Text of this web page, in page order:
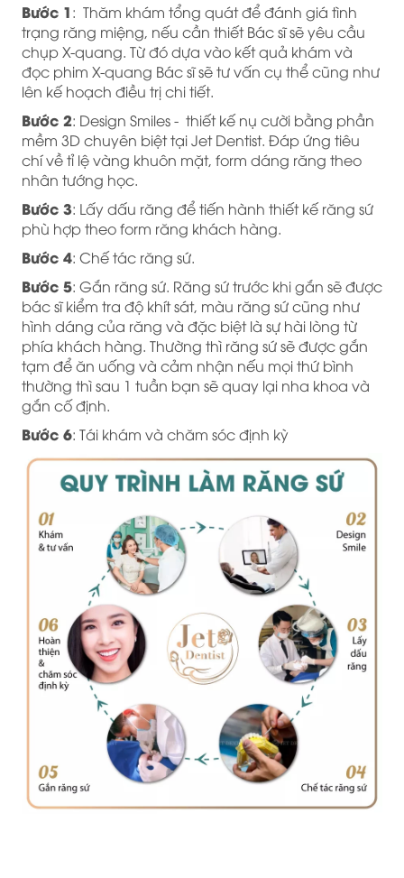
Bước 1: Thăm khám tổng quát để đánh giá tình
trạng răng miệng, nếu cần thiết Bác sĩ sẽ yêu cầu
chụp X-quang. Từ đó dựa vào kết quả khám và
đọc phim X-quang Bác sĩ sẽ tư vấn cụ thể cũng như
lên kế hoạch điều trị chi tiết.
Bước 2: Design Smiles - thiết kế nụ cười bằng phần
mềm 3D chuyên biệt tại Jet Dentist. Đáp ứng tiêu
chí về tỉ lệ vàng khuôn mặt, form dáng răng theo
nhân tướng học.
Bước 3: Lấy dấu răng để tiến hành thiết kế răng sứ
phù hợp theo form răng khách hàng.
Bước 4: Chế tác răng sứ.
Bước 5: Gắn răng sứ. Răng sứ trước khi gắn sẽ được
bác sĩ kiểm tra độ khít sát, màu răng sứ cũng như
hình dáng của răng và đặc biệt là sự hài lòng từ
phía khách hàng. Thường thì răng sứ sẽ được gắn
tạm để ăn uống và cảm nhận nếu mọi thứ bình
thường thì sau 1 tuần bạn sẽ quay lại nha khoa và
gắn cố định.
Bước 6: Tái khám và chăm sóc định kỳ